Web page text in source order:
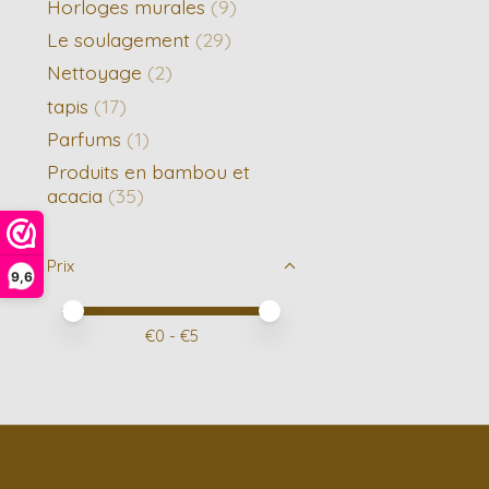
9,6
Horloges murales (9)
Le soulagement (29)
Nettoyage (2)
tapis (17)
Parfums (1)
Produits en bambou et
acacia (35)
Prix
Prix minimum
Price maximum value
€0 - €5